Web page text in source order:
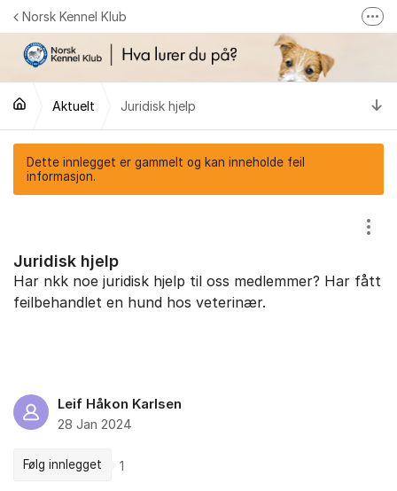
Gå til innhold
Norsk Kennel Klub
Følg oss på Facebook
Følg oss på Instagram
Tilbake til NKKs nettsider
Aktuelt Juridisk hjelp
Dette innlegget er gammelt og kan inneholde feil
informasjon.
Juridisk hjelp
Vis/
Har nkk noe juridisk hjelp til oss medlemmer? Har fått
feilbehandlet en hund hos veterinær.
Leif Håkon Karlsen
28 Jan 2024
Følg innlegget 1